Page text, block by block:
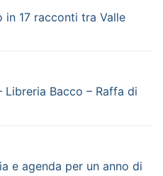
in 17 racconti tra Valle
Libreria Bacco – Raffa di
e agenda per un anno di